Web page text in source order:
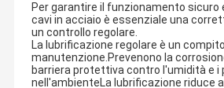
Per garantire il funzionamento sicuro
cavi in acciaio è essenziale una
un controllo regolare.
La lubrificazione regolare è un
manutenzione.Prevenono la
barriera protettiva contro l'umidità e i
nell'ambienteLa lubrificazione riduce